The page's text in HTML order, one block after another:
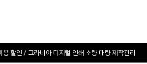
용 할인 / 그라비아 디지털 인쇄 소량 대량 제작관리